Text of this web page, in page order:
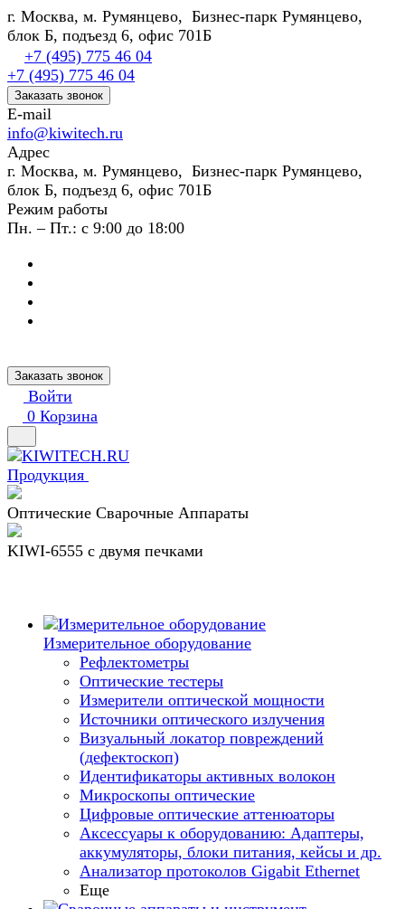
г. Москва, м. Румянцево, Бизнес-парк Румянцево,
блок Б, подъезд 6, офис 701Б
+7 (495) 775 46 04
+7 (495) 775 46 04
Заказать звонок
E-mail
info@kiwitech.ru
Адрес
г. Москва, м. Румянцево, Бизнес-парк Румянцево,
блок Б, подъезд 6, офис 701Б
Режим работы
Пн. – Пт.: с 9:00 до 18:00
Заказать звонок
Войти
0 Корзина
Продукция
Оптические Сварочные Аппараты
KIWI-6555 c двумя печками
Измерительное оборудование
Рефлектометры
Оптические тестеры
Измерители оптической мощности
Источники оптического излучения
Визуальный локатор повреждений
(дефектоскоп)
Идентификаторы активных волокон
Микроскопы оптические
Цифровые оптические аттенюаторы
Аксессуары к оборудованию: Адаптеры,
аккумуляторы, блоки питания, кейсы и др.
Анализатор протоколов Gigabit Ethernet
Еще